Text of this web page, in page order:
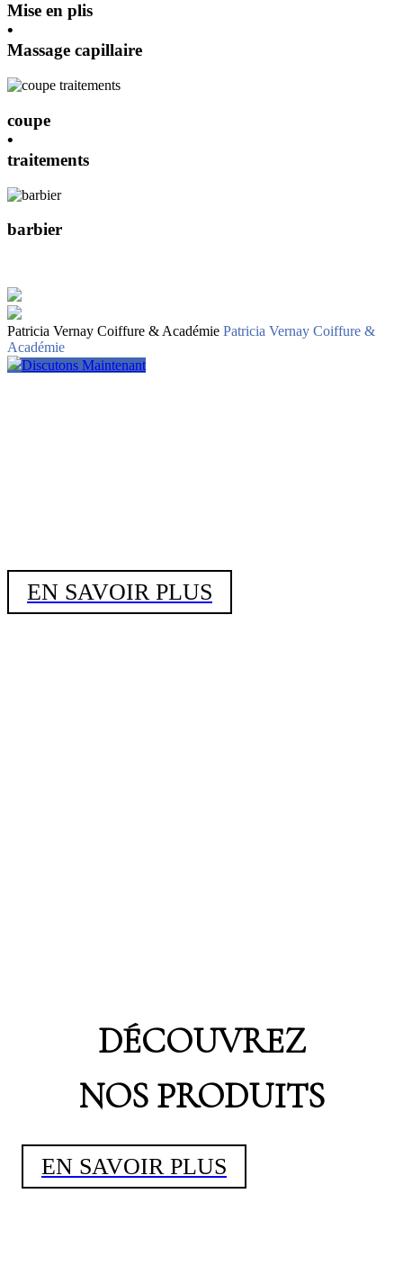
Mise en plis
•
Massage capillaire
coupe
•
traitements
barbier
Patricia Vernay Coiffure & Académie Patricia Vernay Coiffure &
Académie
Discutons Maintenant
EN SAVOIR PLUS
DÉCOUVREZ
NOS PRODUITS
EN SAVOIR PLUS